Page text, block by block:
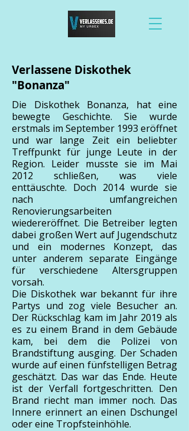
Verlassene Diskothek
"Bonanza"
Die Diskothek Bonanza, hat eine
bewegte Geschichte. Sie wurde
erstmals im September 1993 eröffnet
und war lange Zeit ein beliebter
Treffpunkt für junge Leute in der
Region. Leider musste sie im Mai
2012 schließen, was viele
enttäuschte. Doch 2014 wurde sie
nach umfangreichen
Renovierungsarbeiten
wiedereröffnet. Die Betreiber legten
dabei großen Wert auf Jugendschutz
und ein modernes Konzept, das
unter anderem separate Eingänge
für verschiedene Altersgruppen
vorsah.
Die Diskothek war bekannt für ihre
Partys und zog viele Besucher an.
Der Rückschlag kam im Jahr 2019 als
es zu einem Brand in dem Gebäude
kam, bei dem die Polizei von
Brandstiftung ausging. Der Schaden
wurde auf einen fünfstelligen Betrag
geschätzt. Das war das Ende. Heute
ist der Verfall fortgeschritten. Den
Brand riecht man immer noch. Das
Innere erinnert an einen Dschungel
oder eine Tropfsteinhöhle.